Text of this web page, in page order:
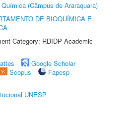
(Câmpus de Araraquara)
DE BIOQUÍMICA E
Category: RDIDP Academic
Google Scholar
Scopus
Fapesp
UNESP